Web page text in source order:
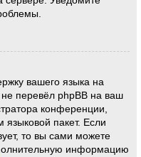
вашего языка на
перевёл phpBB на ваш
конференции,
языковой пакет. Если
то вы сами можете
информацию